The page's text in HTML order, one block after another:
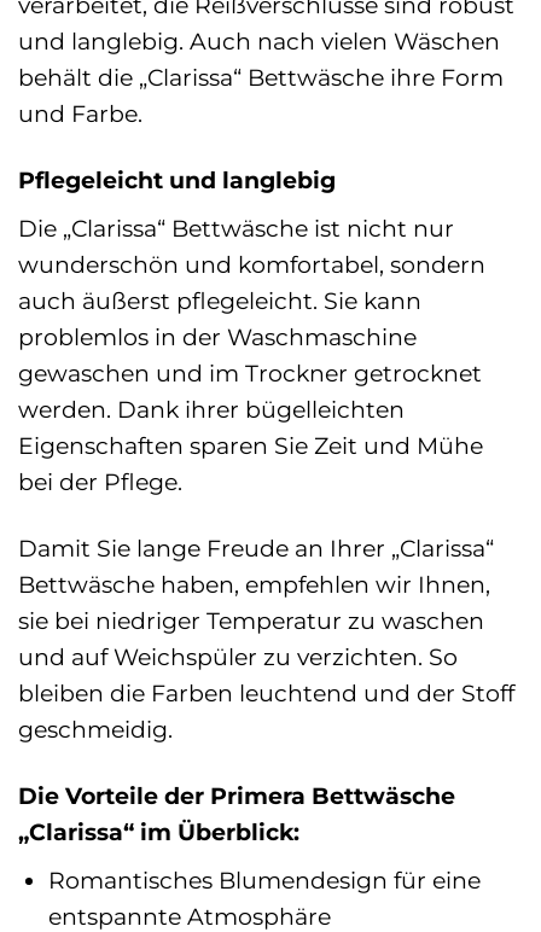
und langlebig. Auch nach vielen Wäschen
behält die „Clarissa“ Bettwäsche ihre Form
und Farbe.
Pflegeleicht und langlebig
Die „Clarissa“ Bettwäsche ist nicht nur
wunderschön und komfortabel, sondern
auch äußerst pflegeleicht. Sie kann
problemlos in der Waschmaschine
gewaschen und im Trockner getrocknet
werden. Dank ihrer bügelleichten
Eigenschaften sparen Sie Zeit und Mühe
bei der Pflege.
Damit Sie lange Freude an Ihrer „Clarissa“
Bettwäsche haben, empfehlen wir Ihnen,
sie bei niedriger Temperatur zu waschen
und auf Weichspüler zu verzichten. So
bleiben die Farben leuchtend und der Stoff
geschmeidig.
Die Vorteile der Primera Bettwäsche
„Clarissa“ im Überblick:
Romantisches Blumendesign für eine
entspannte Atmosphäre